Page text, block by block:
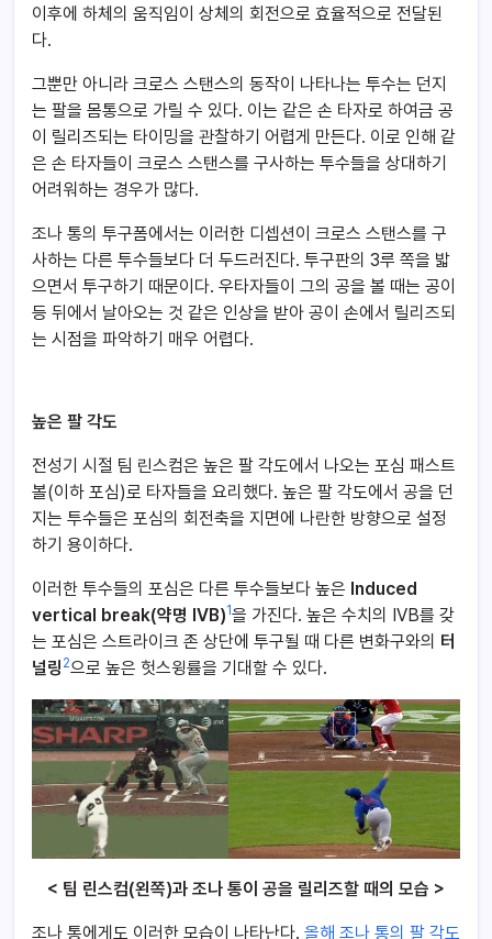
이후에 하체의 움직임이 상체의 회전으로 효율적으로 전달된
다.
그뿐만 아니라 크로스 스탠스의 동작이 나타나는 투수는 던지
는 팔을 몸통으로 가릴 수 있다. 이는 같은 손 타자로 하여금 공
이 릴리즈되는 타이밍을 관찰하기 어렵게 만든다. 이로 인해 같
은 손 타자들이 크로스 스탠스를 구사하는 투수들을 상대하기
어려워하는 경우가 많다.
조나 통의 투구폼에서는 이러한 디셉션이 크로스 스탠스를 구
사하는 다른 투수들보다 더 두드러진다. 투구판의 3루 쪽을 밟
으면서 투구하기 때문이다. 우타자들이 그의 공을 볼 때는 공이
등 뒤에서 날아오는 것 같은 인상을 받아 공이 손에서 릴리즈되
는 시점을 파악하기 매우 어렵다.
높은 팔 각도
전성기 시절 팀 린스컴은 높은 팔 각도에서 나오는 포심 패스트
볼(이하 포심)로 타자들을 요리했다. 높은 팔 각도에서 공을 던
지는 투수들은 포심의 회전축을 지면에 나란한 방향으로 설정
하기 용이하다.
이러한 투수들의 포심은 다른 투수들보다 높은 Induced
vertical break(약명 IVB)1을 가진다. 높은 수치의 IVB를 갖
는 포심은 스트라이크 존 상단에 투구될 때 다른 변화구와의 터
널링 2으로 높은 헛스윙률을 기대할 수 있다.
< 팀 린스컴(왼쪽)과 조나 통이 공을 릴리즈할 때의 모습 >
조나 통에게도 이러한 모습이 나타난다. 올해 조나 통의 팔 각도